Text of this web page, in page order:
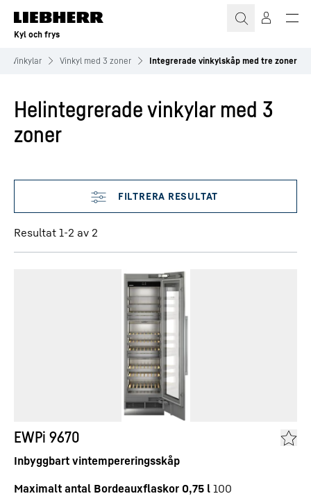
Kyl och frys
Vinkylar Vinkyl med 3 zoner Integrerade vinkylskåp med tre zoner
Helintegrerade vinkylar med 3
zoner
Åsidosätt filter
Resultat 1-2 av 2
EWPi 9670
Inbyggbart vintempereringsskåp
Maximalt antal Bordeauxflaskor 0,75 l 100